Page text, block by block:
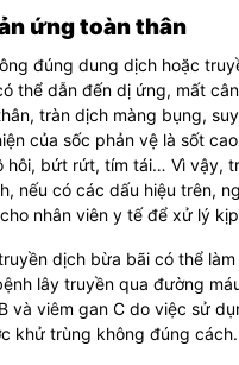
ứng toàn thân
đúng dung dịch hoặc
thể dẫn đến dị ứng, mất
tràn dịch màng bụng,
của sốc phản vệ là sốt
hôi, bứt rứt, tím tái… Vì vậy,
nếu có các dấu hiệu trên,
nhân viên y tế để xử lý
dịch bừa bãi có thể
lây truyền qua đường
và viêm gan C do việc sử
khử trùng không đúng cách.